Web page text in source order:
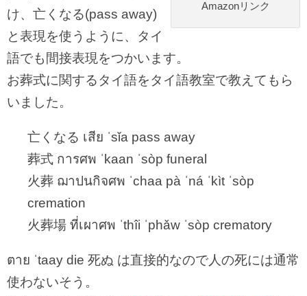
Amazonリンク
け、亡くなる(pass away)
と表現を使うように、タイ
語でも間接表現をつかいます。
お葬式に関するタイ語をタイ語教室で教えてもら
いました。
亡くなる เสีย ˈsǐa pass away
葬式 การศพ ˈkaan ˈsòp funeral
火葬 ฌาปนกิจศพ ˈchaa pà ˈná ˈkìt ˈsòp
cremation
火葬場 ที่เผาศพ ˈthîi ˈphǎw ˈsòp crematory
ตาย ˈtaay die 死ぬ は直接的なので人の死には通常
使わないそう。